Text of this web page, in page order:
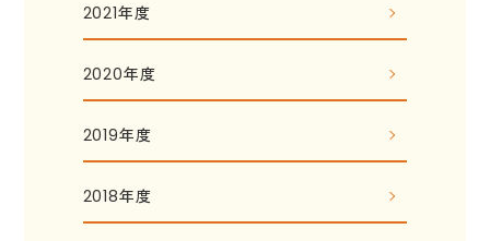
2021年度
2020年度
2019年度
2018年度